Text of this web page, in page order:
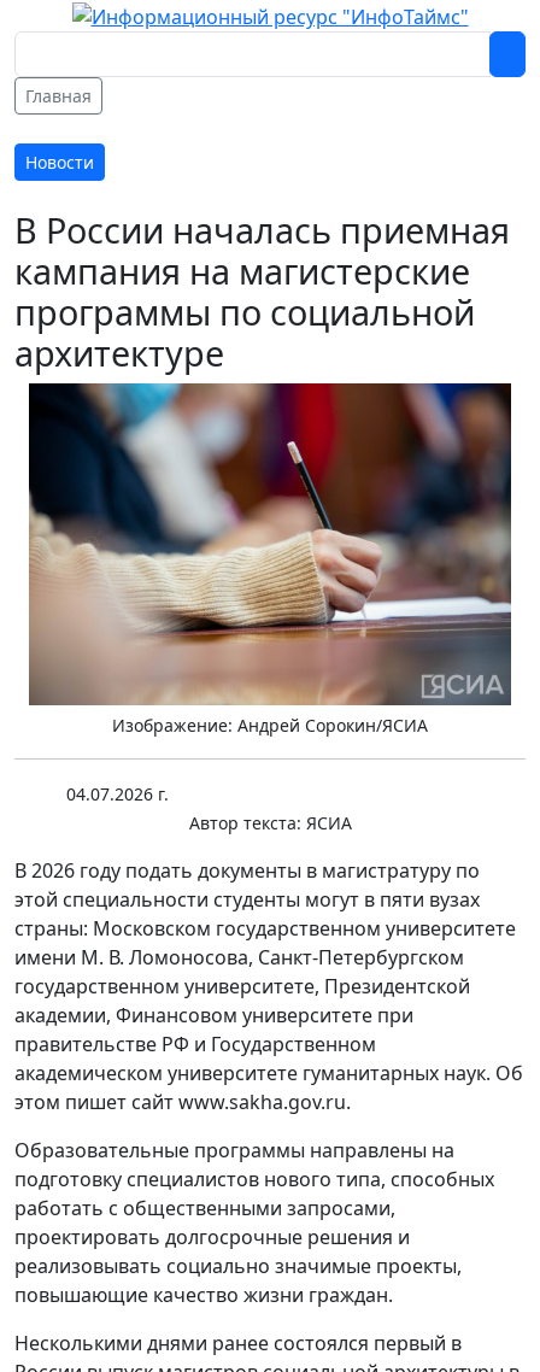
Главная
Новости
В России началась приемная
кампания на магистерские
программы по социальной
архитектуре
Изображение: Андрей Сорокин/ЯСИА
04.07.2026 г.
Автор текста: ЯСИА
В 2026 году подать документы в магистратуру по
этой специальности студенты могут в пяти вузах
страны: Московском государственном университете
имени М. В. Ломоносова, Санкт-Петербургском
государственном университете, Президентской
академии, Финансовом университете при
правительстве РФ и Государственном
академическом университете гуманитарных наук. Об
этом пишет сайт www.sakha.gov.ru.
Образовательные программы направлены на
подготовку специалистов нового типа, способных
работать с общественными запросами,
проектировать долгосрочные решения и
реализовывать социально значимые проекты,
повышающие качество жизни граждан.
Несколькими днями ранее состоялся первый в